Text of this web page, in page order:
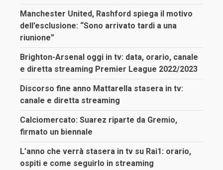
Manchester United, Rashford spiega il motivo
dell’esclusione: “Sono arrivato tardi a una
riunione”
Brighton-Arsenal oggi in tv: data, orario, canale
e diretta streaming Premier League 2022/2023
Discorso fine anno Mattarella stasera in tv:
canale e diretta streaming
Calciomercato: Suarez riparte da Gremio,
firmato un biennale
L’anno che verrà stasera in tv su Rai1: orario,
ospiti e come seguirlo in streaming